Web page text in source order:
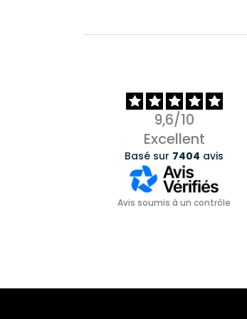
9,6/10
Excellent
Basé sur 7404 avis
Avis soumis à un contrôle